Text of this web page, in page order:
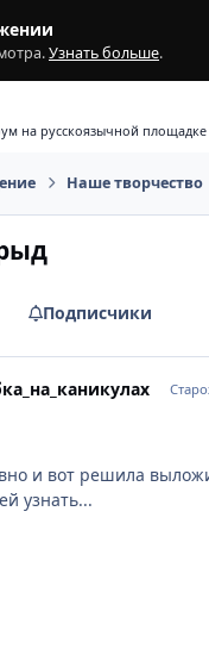
Узнать больше.
на русскоязычной площадке
Наше творчество
Подписчики
и вот решила
узнать...